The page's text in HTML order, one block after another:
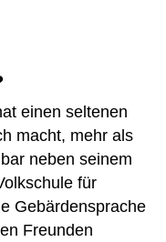
einen seltenen
macht, mehr als
neben seinem
für
Gebärdensprache
Freunden